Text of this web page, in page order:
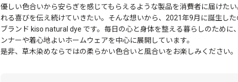
優しい色合いから安らぎを感じてもらえるような製品を消費者に届けた
れる喜びを伝え続けていきたい。そんな想いから、2021年9月に誕生し
ブランド kiso natural dye です。毎日の心と身体を整える暮らしのために
ンナーや着心地よいホームウェアを中心に展開しています。
是非、草木染めならではの柔らかい色合いと風合いをお楽しみください。